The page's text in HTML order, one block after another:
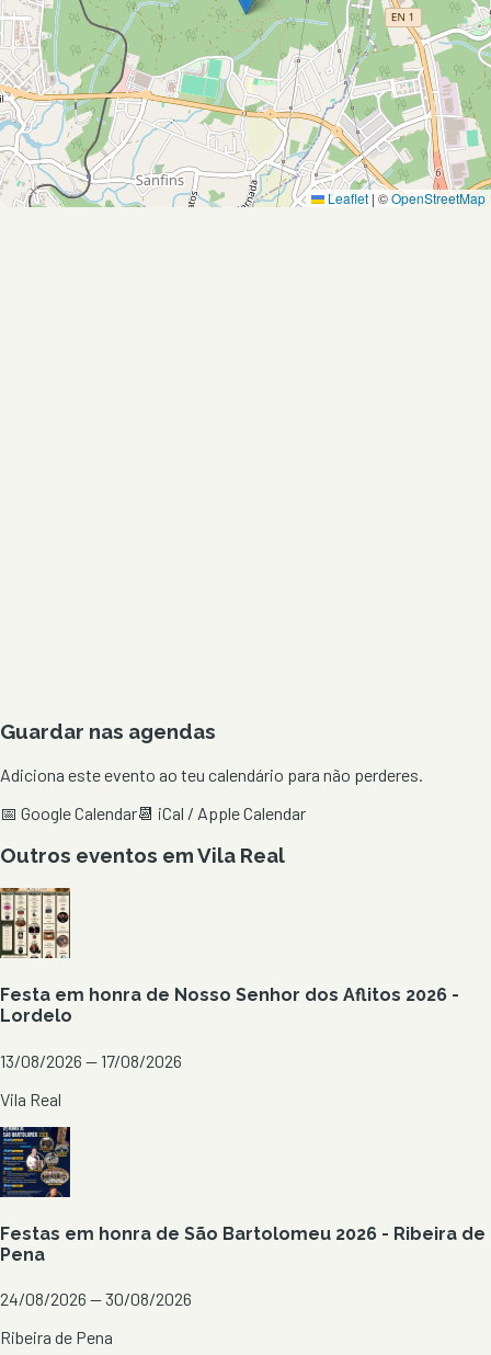
Leaflet | ©OpenStreetMap
Guardar nas agendas
Adiciona este evento ao teu calendário para não perderes.
📅 Google Calendar📆 iCal / Apple Calendar
Outros eventos emVila Real
Festa em honra de Nosso Senhor dos Aflitos 2026 -
Lordelo
13/08/2026 — 17/08/2026
Vila Real
Festas em honra de São Bartolomeu 2026 - Ribeira de
Pena
24/08/2026 — 30/08/2026
Ribeira de Pena